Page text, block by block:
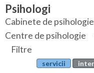
Bihor
Bistrita-Nasaud
Botosani
Specialitati
Servicii
Articole
Evenimente
Psihologi
Cabinete de psihologie
Centre de psihologie
Filtre
servicii